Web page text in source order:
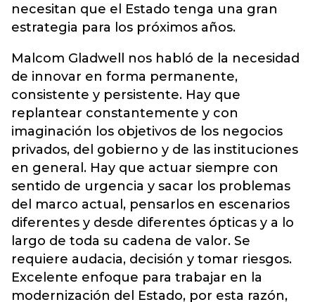
necesitan que el Estado tenga una gran
estrategia para los próximos años.
Malcom Gladwell nos habló de la necesidad
de innovar en forma permanente,
consistente y persistente. Hay que
replantear constantemente y con
imaginación los objetivos de los negocios
privados, del gobierno y de las instituciones
en general. Hay que actuar siempre con
sentido de urgencia y sacar los problemas
del marco actual, pensarlos en escenarios
diferentes y desde diferentes ópticas y a lo
largo de toda su cadena de valor. Se
requiere audacia, decisión y tomar riesgos.
Excelente enfoque para trabajar en la
modernización del Estado, por esta razón,